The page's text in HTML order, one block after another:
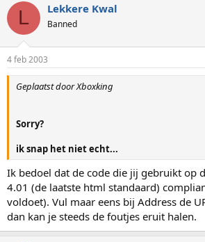
L Lekkere Kwal
Banned
4 feb 2003
Geplaatst door Xboxking
Sorry?
ik snap het niet echt...
Ik bedoel dat de code die jij gebruikt op
4.01 (de laatste html standaard)
voldoet). Vul maar eens bij Address de
dan kan je steeds de foutjes eruit halen.